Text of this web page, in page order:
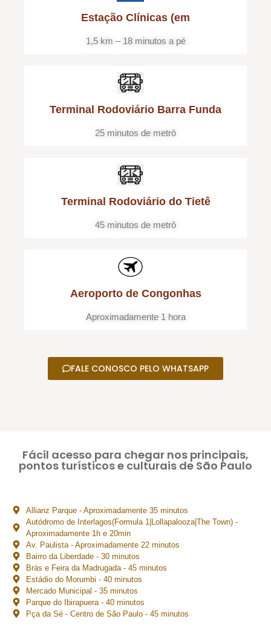
Estação Clínicas (em
1,5 km – 18 minutos a pé
Terminal Rodoviário Barra Funda
25 minutos de metrô
Terminal Rodoviário do Tietê
45 minutos de metrô
Aeroporto de Congonhas
Aproximadamente 1 hora
FALE CONOSCO PELO WHATSAPP
Fácil acesso para chegar nos principais,
pontos turísticos e culturais de São Paulo
Allianz Parque - Aproximadamente 35 minutos
Autódromo de Interlagos(Formula 1|Lollapalooza|The Town) -
Aproximadamente 1h e 20min
Av. Paulista - Aproximadamente 22 minutos
Bairro da Liberdade - 30 minutos
Brás e Feira da Madrugada - 45 minutos
Estádio do Morumbi - 40 minutos
Mercado Municipal - 35 minutos
Parque do Ibirapuera - 40 minutos
Pça da Sé - Centro de São Paulo - 45 minutos